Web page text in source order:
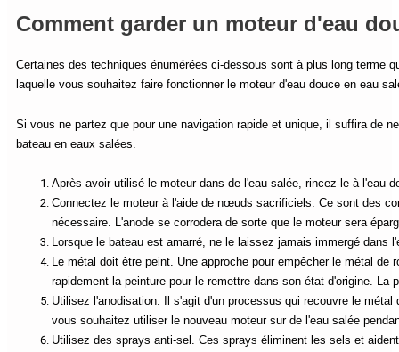
Comment garder un moteur d'eau
Certaines des techniques énumérées ci-dessous sont à plus long terme
laquelle vous souhaitez faire fonctionner le moteur d'eau douce en eau
Si vous ne partez que pour une navigation rapide et unique, il suffira de
bateau en eaux salées.
Après avoir utilisé le moteur dans de l'eau salée, rincez-le à l'eau
Connectez le moteur à l'aide de nœuds sacrificiels. Ce sont des
nécessaire. L'anode se corrodera de sorte que le moteur sera
Lorsque le bateau est amarré, ne le laissez jamais immergé dans
Le métal doit être peint. Une approche pour empêcher le métal
rapidement la peinture pour le remettre dans son état d'origine.
Utilisez l'anodisation. Il s'agit d'un processus qui recouvre le
vous souhaitez utiliser le nouveau moteur sur de l'eau salée
Utilisez des sprays anti-sel. Ces sprays éliminent les sels et